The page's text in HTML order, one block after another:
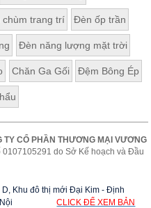
trang trí Đèn ốp trần
Đèn năng lượng mặt trời
Chăn Ga Gối Đệm Bông Ép
TY CỔ PHẦN THƯƠNG MẠI VƯƠNG
do Sở Kế hoạch và Đầu
D, Khu đô thị mới Đại Kim - Định
CLICK ĐỂ XEM BẢN